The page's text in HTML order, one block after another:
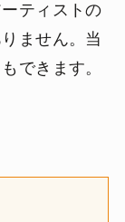
ティストの
ません。当
できます。